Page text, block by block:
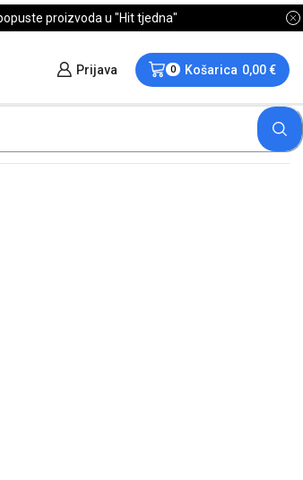
Prijava 0 Košarica 0,00€